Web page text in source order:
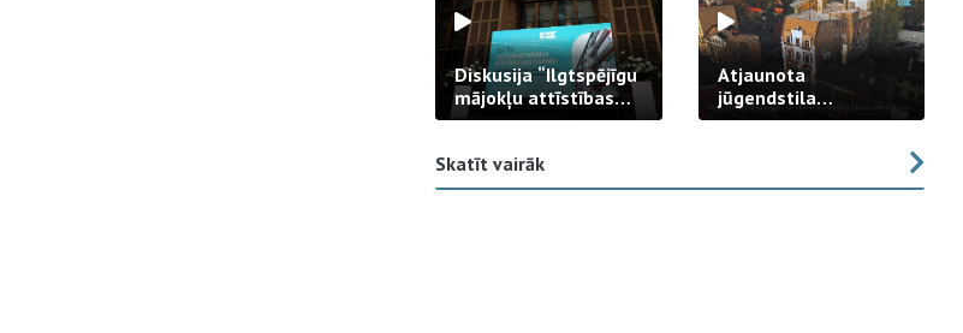
Diskusija “Ilgtspējīgu
mājokļu attīstības
izaicinājums”
Atjaunota
jūgendstila
arhitektūras pērles
Skatīt vairāk